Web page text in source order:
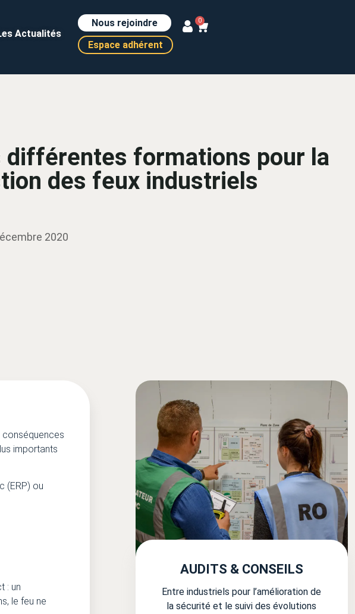
Actualités
Nous rejoindre
Espace adhérent
0
différentes formations pour la
des feux industriels
2020
AUDITS & CONSEILS
Entre industriels pour l’amélioration de
la sécurité et le suivi des évolutions
conséquences
importants
(ERP) ou
: un
le feu ne